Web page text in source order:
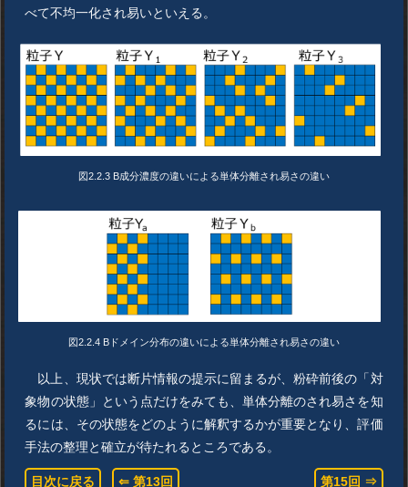
べて不均一化され易いといえる。
図2.2.3 B成分濃度の違いによる単体分離され易さの違い
図2.2.4 Bドメイン分布の違いによる単体分離され易さの違い
以上、現状では断片情報の提示に留まるが、粉砕前後の「対
象物の状態」という点だけをみても、単体分離のされ易さを知
るには、その状態をどのように解釈するかが重要となり、評価
手法の整理と確立が待たれるところである。
目次に戻る ⇐ 第13回 第15回 ⇒